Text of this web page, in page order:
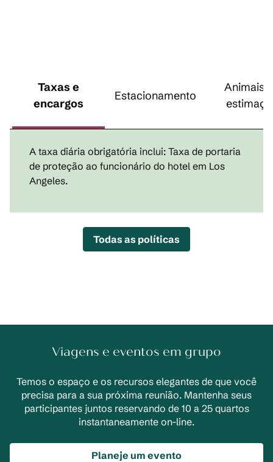
Taxas e
encargos
Estacionamento
Animais
A taxa diária obrigatória inclui: Taxa de portaria
de proteção ao funcionário do hotel em Los
Angeles.
Todas as políticas
Viagens e eventos em grupo
Temos o espaço e os recursos elegantes de que você
precisa para a sua próxima reunião. Mantenha seus
participantes juntos reservando de 10 a 25 quartos
instantaneamente on-line.
Planeje um evento